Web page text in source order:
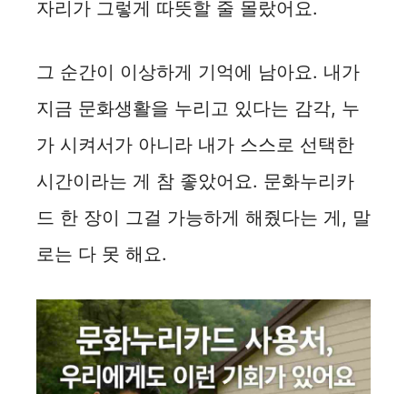
자리가 그렇게 따뜻할 줄 몰랐어요.
그 순간이 이상하게 기억에 남아요. 내가
지금 문화생활을 누리고 있다는 감각, 누
가 시켜서가 아니라 내가 스스로 선택한
시간이라는 게 참 좋았어요. 문화누리카
드 한 장이 그걸 가능하게 해줬다는 게, 말
로는 다 못 해요.